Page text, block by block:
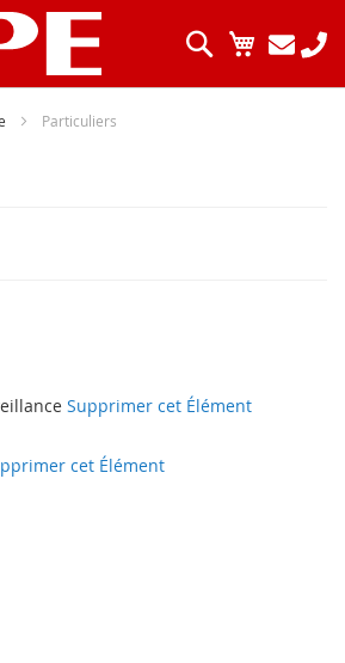
Mon
Chercher
Particuliers
Supprimer cet Élément
cet Élément